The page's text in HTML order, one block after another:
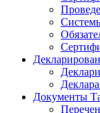
Документы